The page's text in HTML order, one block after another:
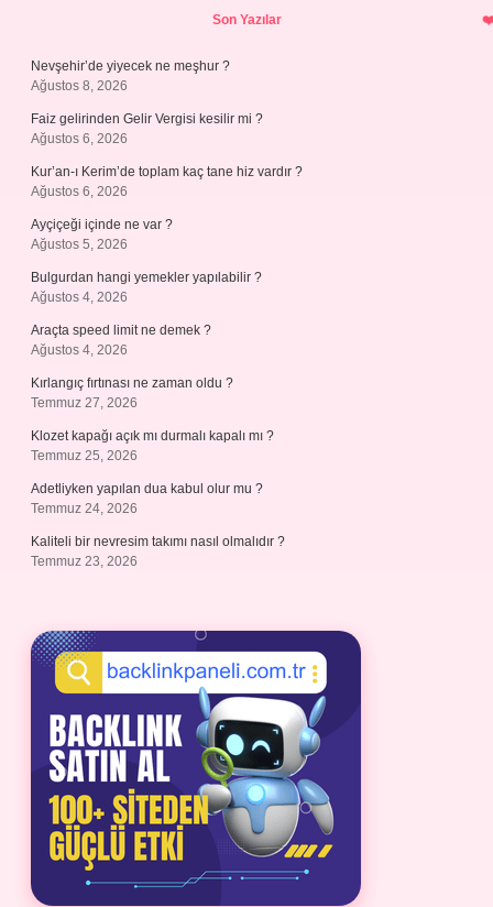
Son Yazılar
Nevşehir’de yiyecek ne meşhur ?
Ağustos 8, 2026
Faiz gelirinden Gelir Vergisi kesilir mi ?
Ağustos 6, 2026
Kur’an-ı Kerim’de toplam kaç tane hiz vardır ?
Ağustos 6, 2026
Ayçiçeği içinde ne var ?
Ağustos 5, 2026
Bulgurdan hangi yemekler yapılabilir ?
Ağustos 4, 2026
Araçta speed limit ne demek ?
Ağustos 4, 2026
Kırlangıç fırtınası ne zaman oldu ?
Temmuz 27, 2026
Klozet kapağı açık mı durmalı kapalı mı ?
Temmuz 25, 2026
Adetliyken yapılan dua kabul olur mu ?
Temmuz 24, 2026
Kaliteli bir nevresim takımı nasıl olmalıdır ?
Temmuz 23, 2026